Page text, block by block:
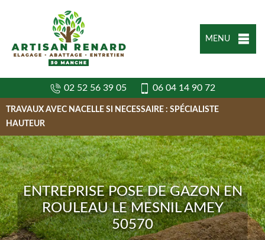
MENU
02 52 56 39 05 06 04 14 90 72
TRAVAUX AVEC NACELLE SI NECESSAIRE : SPÉCIALISTE
HAUTEUR
ENTREPRISE POSE DE GAZON EN
ROULEAU LE MESNIL AMEY
50570